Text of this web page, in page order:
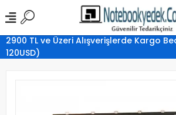
2900 TL ve Üzeri Alışverişlerde Kargo
120USD)